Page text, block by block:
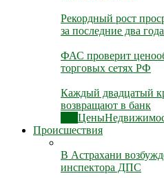
Рекордный рост
за последние два года
ФАС проверит
торговых сетях РФ
Каждый двадцатый
возвращают в банк
Цены
Происшествия
В Астрахани
инспектора ДПС